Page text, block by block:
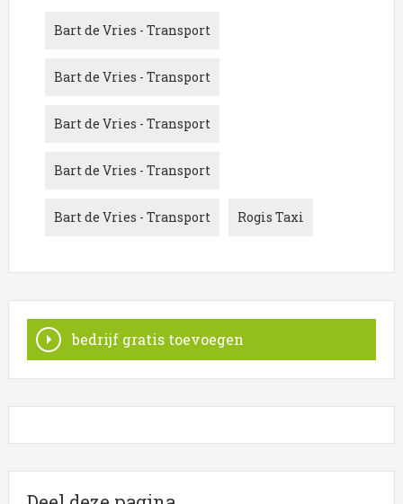
Bart de Vries - Transport
Bart de Vries - Transport
Bart de Vries - Transport
Bart de Vries - Transport
Bart de Vries - Transport Rogis Taxi
bedrijf gratis toevoegen